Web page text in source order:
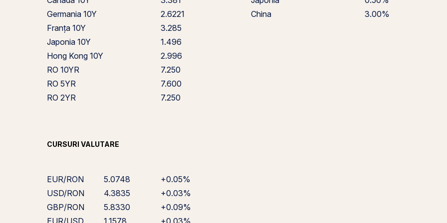
Germania 10Y
2.6221
Franța 10Y
3.285
Japonia 10Y
1.496
Hong Kong 10Y
2.996
RO 10YR
7.250
RO 5YR
7.600
RO 2YR
7.250
China
3.00%
CURSURI VALUTARE
EUR/RON 5.0748
+0.05%
USD/RON
4.3835
+0.03%
GBP/RON
5.8330
+0.09%
EUR/USD
1.1578 +0.03%